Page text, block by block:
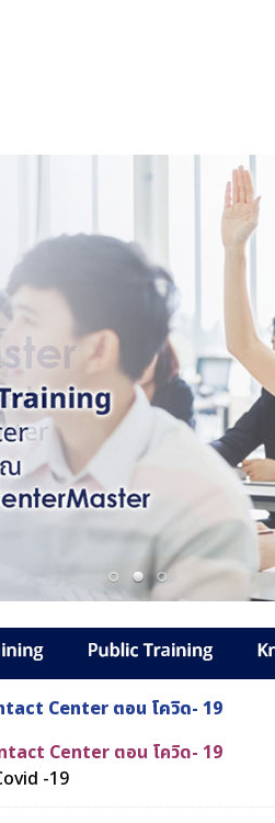
Center ตอน โควิด- 19
Center ตอน โควิด- 19
-19